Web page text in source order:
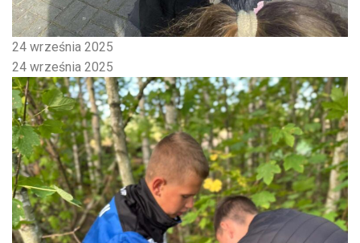
24 września 2025
24 września 2025